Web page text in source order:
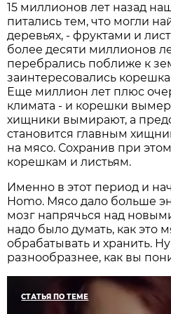
15 миллионов лет назад
питались тем, что могли
деревьях, - фруктами и
более десяти миллионов
перебрались поближе к
заинтересовались
Еще миллион лет плюс
климата - и корешки
хищники вымирают, а
становится главным
на мясо. Сохранив при
корешкам и листьям.
Именно в этот период и
Homo. Мясо дало больше
мозг напрячься над
надо было думать, как это
обрабатывать и хранить.
разнообразнее, как вы
СТАТЬЯ ПО ТЕМЕ